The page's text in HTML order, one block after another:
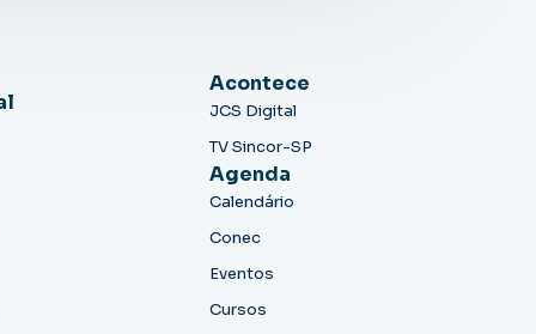
Acontece
JCS Digital
TV Sincor-SP
Agenda
Calendário
Conec
Eventos
Cursos